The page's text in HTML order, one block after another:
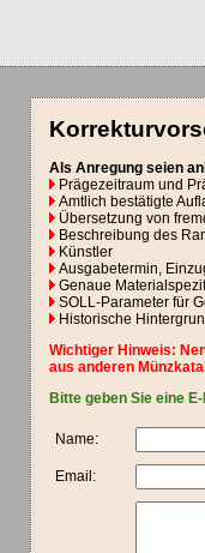
Als Anregung seien
Prägezeitraum und
Amtlich bestätigte
Übersetzung von
Beschreibung des
Künstler
Ausgabetermin,
Genaue
SOLL-Parameter für
Historische
Wichtiger Hinweis:
aus anderen
Bitte geben Sie eine
Name:
Email: